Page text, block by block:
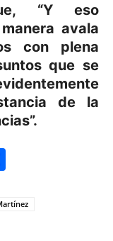
“Y eso
avala
con plena
que se
de la